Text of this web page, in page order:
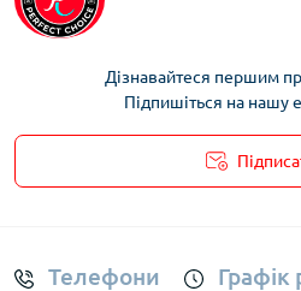
Дізнавайтеся першим
Підпишіться на нашу
Телефони Графік